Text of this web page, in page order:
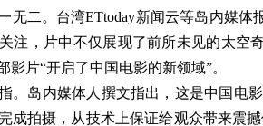
无二。台湾ETtoday新闻云等岛内媒
注，片中不仅展现了前所未见的太空
影片“开启了中国电影的新领域”。
。岛内媒体人撰文指出，这是中国电
成拍摄，从技术上保证给观众带来震